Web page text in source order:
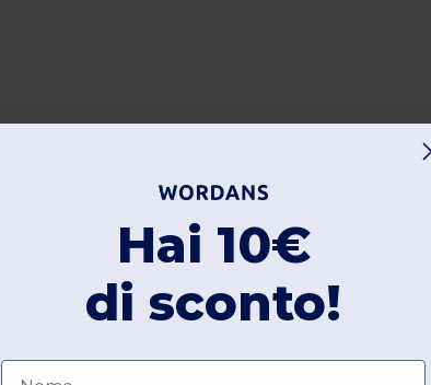
Hai 10€
di sconto!
Nome